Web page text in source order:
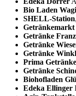
Bio Laden
SHELL-Station
Getränke
Getränke
Getränke
Prima
Getränke
Biohofladen
Edeka Ellinger